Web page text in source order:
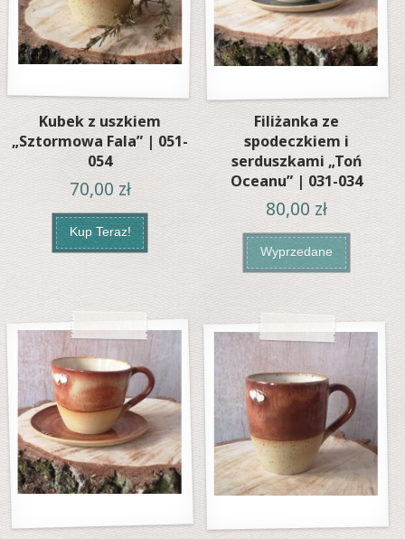
Kubek z uszkiem
„Sztormowa Fala” | 051-
054
70,00 zł
Kup Teraz!
Filiżanka ze
spodeczkiem i
serduszkami „Toń
Oceanu” | 031-034
80,00 zł
Wyprzedane